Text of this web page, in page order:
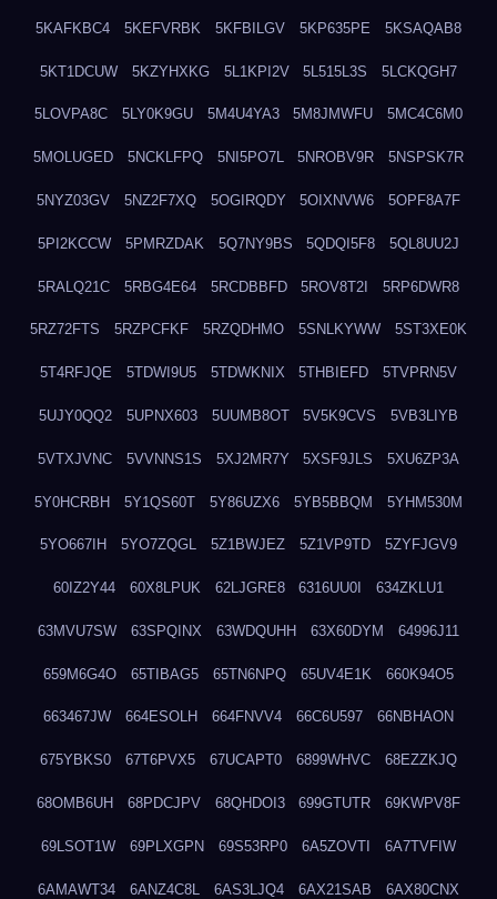
5KAFKBC4 5KEFVRBK 5KFBILGV 5KP635PE 5KSAQAB8
5KT1DCUW 5KZYHXKG 5L1KPI2V 5L515L3S 5LCKQGH7
5LOVPA8C 5LY0K9GU 5M4U4YA3 5M8JMWFU 5MC4C6M0
5MOLUGED 5NCKLFPQ 5NI5PO7L 5NROBV9R 5NSPSK7R
5NYZ03GV 5NZ2F7XQ 5OGIRQDY 5OIXNVW6 5OPF8A7F
5PI2KCCW 5PMRZDAK 5Q7NY9BS 5QDQI5F8 5QL8UU2J
5RALQ21C 5RBG4E64 5RCDBBFD 5ROV8T2I 5RP6DWR8
5RZ72FTS 5RZPCFKF 5RZQDHMO 5SNLKYWW 5ST3XE0K
5T4RFJQE 5TDWI9U5 5TDWKNIX 5THBIEFD 5TVPRN5V
5UJY0QQ2 5UPNX603 5UUMB8OT 5V5K9CVS 5VB3LIYB
5VTXJVNC 5VVNNS1S 5XJ2MR7Y 5XSF9JLS 5XU6ZP3A
5Y0HCRBH 5Y1QS60T 5Y86UZX6 5YB5BBQM 5YHM530M
5YO667IH 5YO7ZQGL 5Z1BWJEZ 5Z1VP9TD 5ZYFJGV9
60IZ2Y44 60X8LPUK 62LJGRE8 6316UU0I 634ZKLU1
63MVU7SW 63SPQINX 63WDQUHH 63X60DYM 64996J11
659M6G4O 65TIBAG5 65TN6NPQ 65UV4E1K 660K94O5
663467JW 664ESOLH 664FNVV4 66C6U597 66NBHAON
675YBKS0 67T6PVX5 67UCAPT0 6899WHVC 68EZZKJQ
68OMB6UH 68PDCJPV 68QHDOI3 699GTUTR 69KWPV8F
69LSOT1W 69PLXGPN 69S53RP0 6A5ZOVTI 6A7TVFIW
6AMAWT34 6ANZ4C8L 6AS3LJQ4 6AX21SAB 6AX80CNX